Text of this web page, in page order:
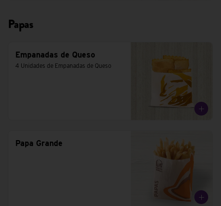
Papas
Empanadas de Queso
4 Unidades de Empanadas de Queso
Papa Grande